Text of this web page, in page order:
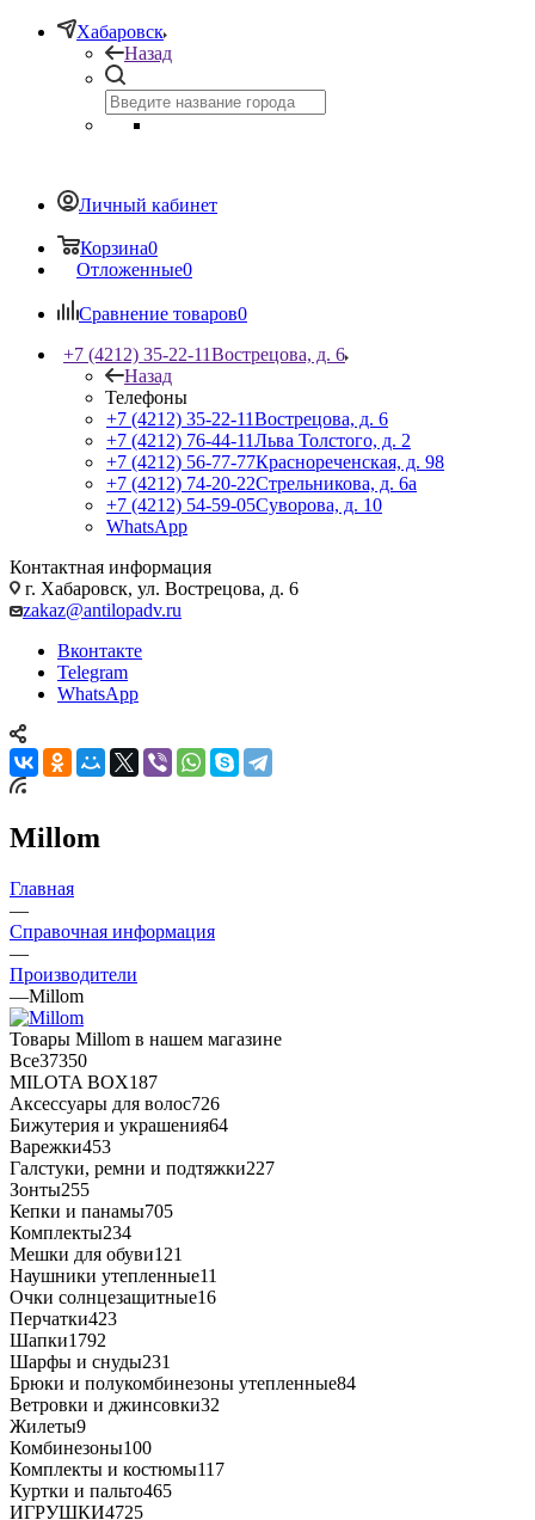
Хабаровск
Назад
Личный кабинет
Корзина0
Отложенные0
Сравнение товаров0
+7 (4212) 35-22-11Вострецова, д. 6
Назад
Телефоны
+7 (4212) 35-22-11Вострецова, д. 6
+7 (4212) 76-44-11Льва Толстого, д. 2
+7 (4212) 56-77-77Краснореченская, д. 98
+7 (4212) 74-20-22Стрельникова, д. 6а
+7 (4212) 54-59-05Суворова, д. 10
WhatsApp
Контактная информация
г. Хабаровск, ул. Вострецова, д. 6
zakaz@antilopadv.ru
Вконтакте
Telegram
WhatsApp
Millom
Главная
—
Справочная информация
—
Производители
—Millom
Товары Millom в нашем магазине
Все37350
MILOTA BOX187
Аксессуары для волос726
Бижутерия и украшения64
Варежки453
Галстуки, ремни и подтяжки227
Зонты255
Кепки и панамы705
Комплекты234
Мешки для обуви121
Наушники утепленные11
Очки солнцезащитные16
Перчатки423
Шапки1792
Шарфы и снуды231
Брюки и полукомбинезоны утепленные84
Ветровки и джинсовки32
Жилеты9
Комбинезоны100
Комплекты и костюмы117
Куртки и пальто465
ИГРУШКИ4725